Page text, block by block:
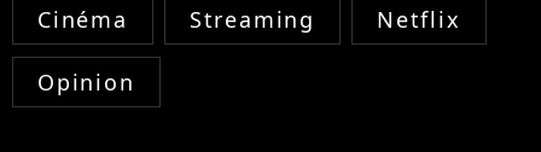
Cinéma Streaming Netflix
Opinion